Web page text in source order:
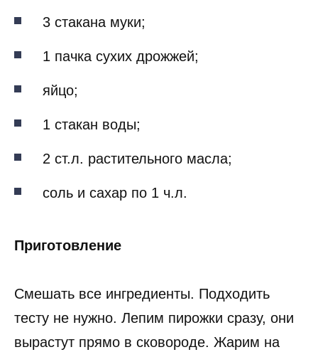
3 стакана муки;
1 пачка сухих дрожжей;
яйцо;
1 стакан воды;
2 ст.л. растительного масла;
соль и сахар по 1 ч.л.
Приготовление
Смешать все ингредиенты. Подходить
тесту не нужно. Лепим пирожки сразу, они
вырастут прямо в сковороде. Жарим на